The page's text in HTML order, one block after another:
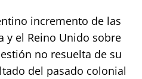
incremento de las
y el Reino Unido sobre
no resuelta de su
del pasado colonial